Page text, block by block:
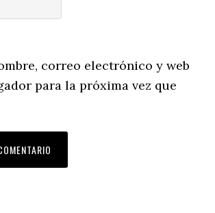
correo electrónico y web
para la próxima vez que